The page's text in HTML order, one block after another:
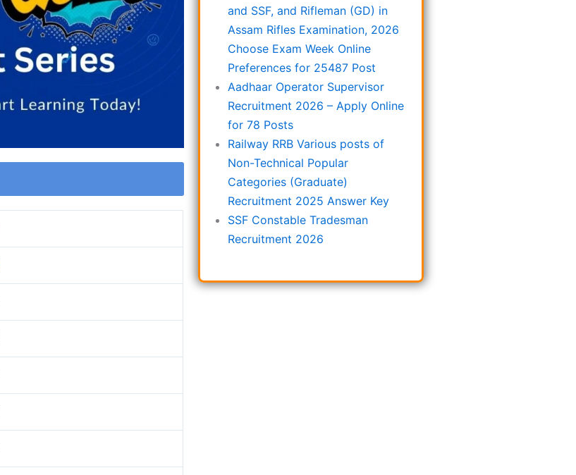
and SSF, and Rifleman (GD) in
Assam Rifles Examination, 2026
Choose Exam Week Online
Preferences for 25487 Post
Aadhaar Operator Supervisor
Recruitment 2026 – Apply Online
for 78 Posts
Railway RRB Various posts of
Non-Technical Popular
Categories (Graduate)
Recruitment 2025 Answer Key
SSF Constable Tradesman
Recruitment 2026